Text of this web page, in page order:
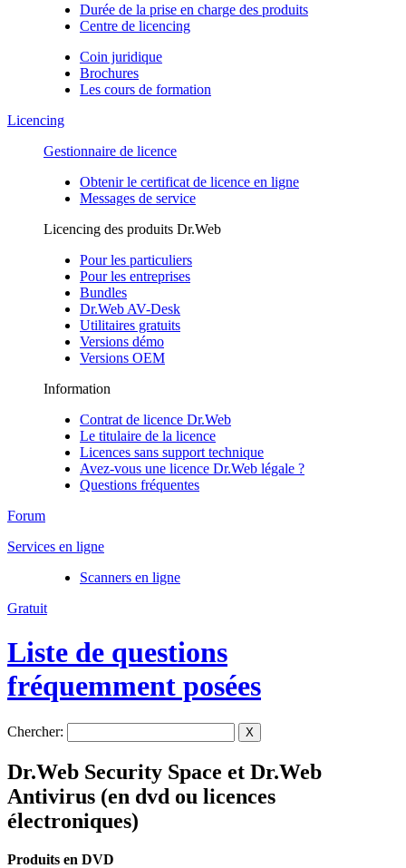
Durée de la prise en charge des produits
Centre de licencing
Coin juridique
Brochures
Les cours de formation
Licencing
Gestionnaire de licence
Obtenir le certificat de licence en ligne
Messages de service
Licencing des produits Dr.Web
Pour les particuliers
Pour les entreprises
Bundles
Dr.Web AV-Desk
Utilitaires gratuits
Versions démo
Versions OEM
Information
Contrat de licence Dr.Web
Le titulaire de la licence
Licences sans support technique
Avez-vous une licence Dr.Web légale ?
Questions fréquentes
Forum
Services en ligne
Scanners en ligne
Gratuit
Liste de questions
fréquemment posées
Chercher: X
Dr.Web Security Space et Dr.Web
Antivirus (en dvd ou licences
électroniques)
Produits en DVD